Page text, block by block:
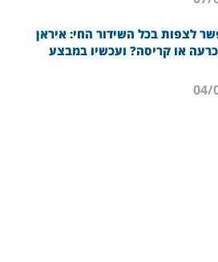
לצפות בכל השידור החי: איראן
או קריסה? ועכשיו במבצע